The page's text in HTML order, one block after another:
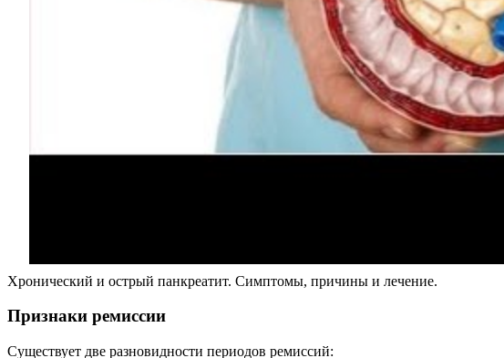
Хронический и острый панкреатит. Симптомы, причины и лечение.
Признаки ремиссии
Существует две разновидности периодов ремиссий: